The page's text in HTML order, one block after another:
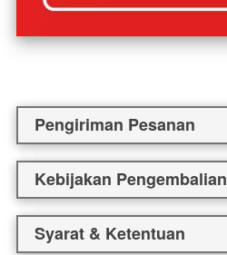
Pengiriman Pesanan
Kebijakan Pengembalian
Syarat & Ketentuan